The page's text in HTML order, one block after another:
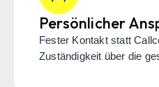
Persönlicher
Fester Kontakt statt
Zuständigkeit über die